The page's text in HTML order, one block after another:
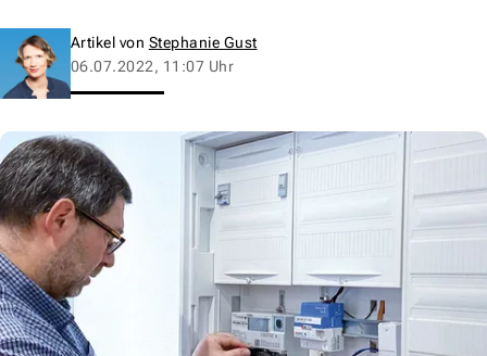
Artikel von Stephanie Gust
06.07.2022, 11:07 Uhr